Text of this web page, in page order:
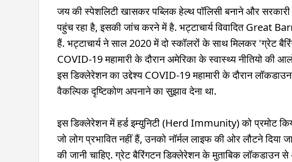
जय की स्पेशलिटी खासकर पब्लिक हेल्थ पॉलिसी बनाने और सरकारी
पहुंच रहा है, इसकी जांच करने में है. भट्टाचार्य विवादित
हैं. भट्टाचार्य ने साल 2020 में दो स्कॉलरों के साथ मिलकर 'ग्रेट
COVID-19 महामारी के दौरान अमेरिका के स्वास्थ्य नीतियो की
इस डिक्लेरेशन का उद्देश्य COVID-19 महामारी के दौरान
वैकल्पिक दृष्टिकोण अपनाने का सुझाव देना था.
इस डिक्लेरेशन में हर्ड इम्युनिटी (Herd Immunity) को प्रमोट
जो लोग प्रभावित नहीं हैं, उनको नॉर्मल लाइफ की ओर लौटने दिया
की जानी चाहिए. ग्रेट बैरिंगटन डिक्लेरेशन के मुताबिक लॉकडाउन से